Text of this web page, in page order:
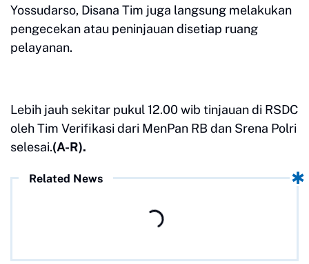
Yossudarso, Disana Tim juga langsung melakukan
pengecekan atau peninjauan disetiap ruang
pelayanan.
Lebih jauh sekitar pukul 12.00 wib tinjauan di RSDC
oleh Tim Verifikasi dari MenPan RB dan Srena Polri
selesai.(A-R).
Related News